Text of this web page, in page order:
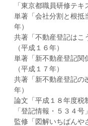
「東京都職員研修テ
単著「会社分割と根抵
年）
共著「不動産登記はこ
（平成１６年）
単著「新不動産登記関
（平成１７年）
共著「新不動産登記の
年）
論文「平成１８年度税
「登記情報・５３４号
監修「図解いちばんや